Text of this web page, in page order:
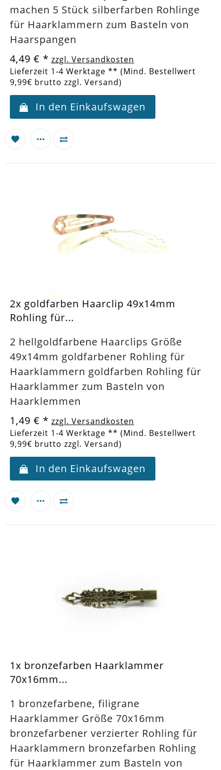
machen 5 Stück silberfarben Rohlinge
für Haarklammern zum Basteln von
Haarspangen
4,49 € * zzgl. Versandkosten
Lieferzeit 1-4 Werktage ** (Mind. Bestellwert
9,99€ brutto zzgl. Versand)
In den Einkaufswagen
2x goldfarben Haarclip 49x14mm
Rohling für...
2 hellgoldfarbene Haarclips Größe
49x14mm goldfarbener Rohling für
Haarklammern goldfarben Rohling für
Haarklammer zum Basteln von
Haarklemmen
1,49 € * zzgl. Versandkosten
Lieferzeit 1-4 Werktage ** (Mind. Bestellwert
9,99€ brutto zzgl. Versand)
In den Einkaufswagen
1x bronzefarben Haarklammer
70x16mm...
1 bronzefarbene, filigrane
Haarklammer Größe 70x16mm
bronzefarbener verzierter Rohling für
Haarklammern bronzefarben Rohling
für Haarklammer zum Basteln von